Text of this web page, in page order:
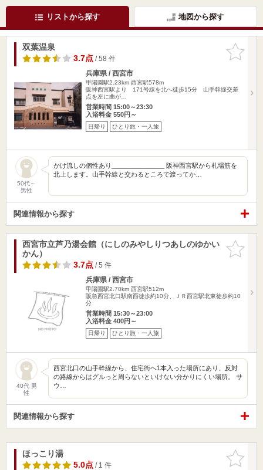
リストから探す 地図から探す
お気に入
りに追加
双葉温泉
3.7点/ 58 件
兵庫県 / 西宮市
甲陽園駅2.23km 西宮駅578m
阪神西宮駅より 171号線を北へ徒歩15分 山手幹線交差
点を左に曲が…
営業時間 15:00～23:30
入浴料金 550円～
日帰り ひとり旅・一人旅
50代～
男性
かけ流しの個性あり_______________ 阪神西宮駅から札場筋を
北上します。山手幹線と交わるところで渡ってか…
関連情報から探す
お気に入
りに追加
西宮市立芦乃湯会館（にしのみやしりつあしのゆかい
かん）
3.7点/ 5 件
兵庫県 / 西宮市
甲陽園駅2.70km 西宮駅512m
阪急西宮北口駅南西徒歩約10分、ＪＲ西宮駅北東徒歩約10
分
営業時間 15:30～23:00
入浴料金 400円～
日帰り ひとり旅・一人旅
40代 男
性
西宮北口の山手幹線から、住宅街へ1本入った場所にあり、反対
の路線からはグルっと周らないといけない分かりにくい場所。 サ
ウ…
関連情報から探す
お気に入
りに追加
ほっこり湯
5.0点/ 1 件